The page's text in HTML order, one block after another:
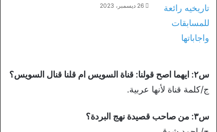
26 ديسمبر، 2023
س٢: ايهما اصح قولنا: قناة السويس ام قلنا قنال السويس؟
ج/كلمة قناة لأنها عربية.
س٣: من صاحب قصيدة نهج البردة؟